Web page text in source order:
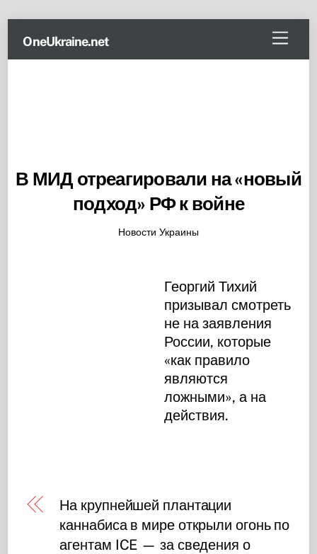
content
Menu
OneUkraine.net
В МИД отреагировали на «новый
подход» РФ к войне
Новости Украины
Георгий Тихий
призывал смотреть
не на заявления
России, которые
«как правило
являются
ложными», а на
действия.
На крупнейшей плантации
каннабиса в мире открыли огонь по
агентам ICE — за сведения о